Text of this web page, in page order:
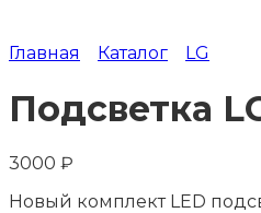
Главная Каталог LG
Подсветка
3000 ₽
Новый комплект LED